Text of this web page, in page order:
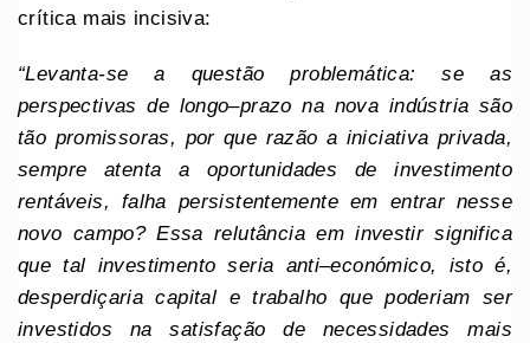
crítica mais incisiva:
“Levanta-se a questão problemática: se as
perspectivas de longo–prazo na nova indústria são
tão promissoras, por que razão a iniciativa privada,
sempre atenta a oportunidades de investimento
rentáveis, falha persistentemente em entrar nesse
novo campo? Essa relutância em investir significa
que tal investimento seria anti–económico, isto é,
desperdiçaria capital e trabalho que poderiam ser
investidos na satisfação de necessidades mais